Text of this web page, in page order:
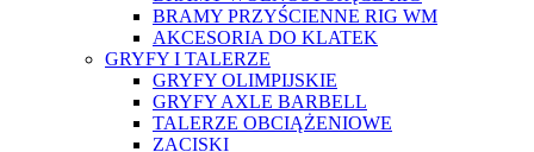
BRAMY PRZYŚCIENNE RIG WM
AKCESORIA DO KLATEK
GRYFY I TALERZE
GRYFY OLIMPIJSKIE
GRYFY AXLE BARBELL
TALERZE OBCIĄŻENIOWE
ZACISKI